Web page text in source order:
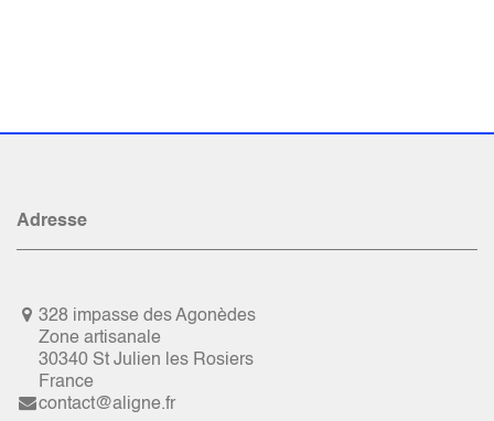
Adresse
328 impasse des Agonèdes
Zone artisanale
30340 St Julien les Rosiers
France
contact@aligne.fr